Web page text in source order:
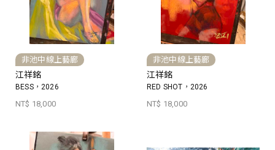
非池中線上藝廊
江祥銘
BESS，2026
NT$ 18,000
非池中線上藝廊
江祥銘
RED SHOT，2026
NT$ 18,000